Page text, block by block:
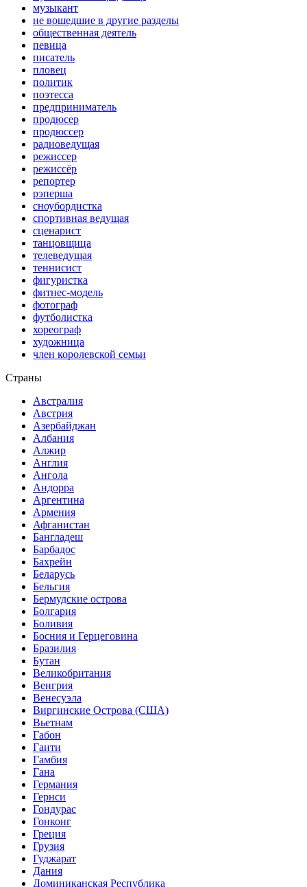
музыкант
не вошедшие в другие разделы
общественная деятель
певица
писатель
пловец
политик
поэтесса
предприниматель
продюсер
продюссер
радиоведущая
режиссер
режиссёр
репортер
рэперша
сноубордистка
спортивная ведущая
сценарист
танцовщица
телеведущая
теннисист
фигуристка
фитнес-модель
фотограф
футболистка
хореограф
художница
член королевской семьи
Страны
Австралия
Австрия
Азербайджан
Албания
Алжир
Англия
Ангола
Андорра
Аргентина
Армения
Афганистан
Бангладеш
Барбадос
Бахрейн
Беларусь
Бельгия
Бермудские острова
Болгария
Боливия
Босния и Герцеговина
Бразилия
Бутан
Великобритания
Венгрия
Венесуэла
Виргинские Острова (США)
Вьетнам
Габон
Гаити
Гамбия
Гана
Германия
Гернси
Гондурас
Гонконг
Греция
Грузия
Гуджарат
Дания
Доминиканская Республика